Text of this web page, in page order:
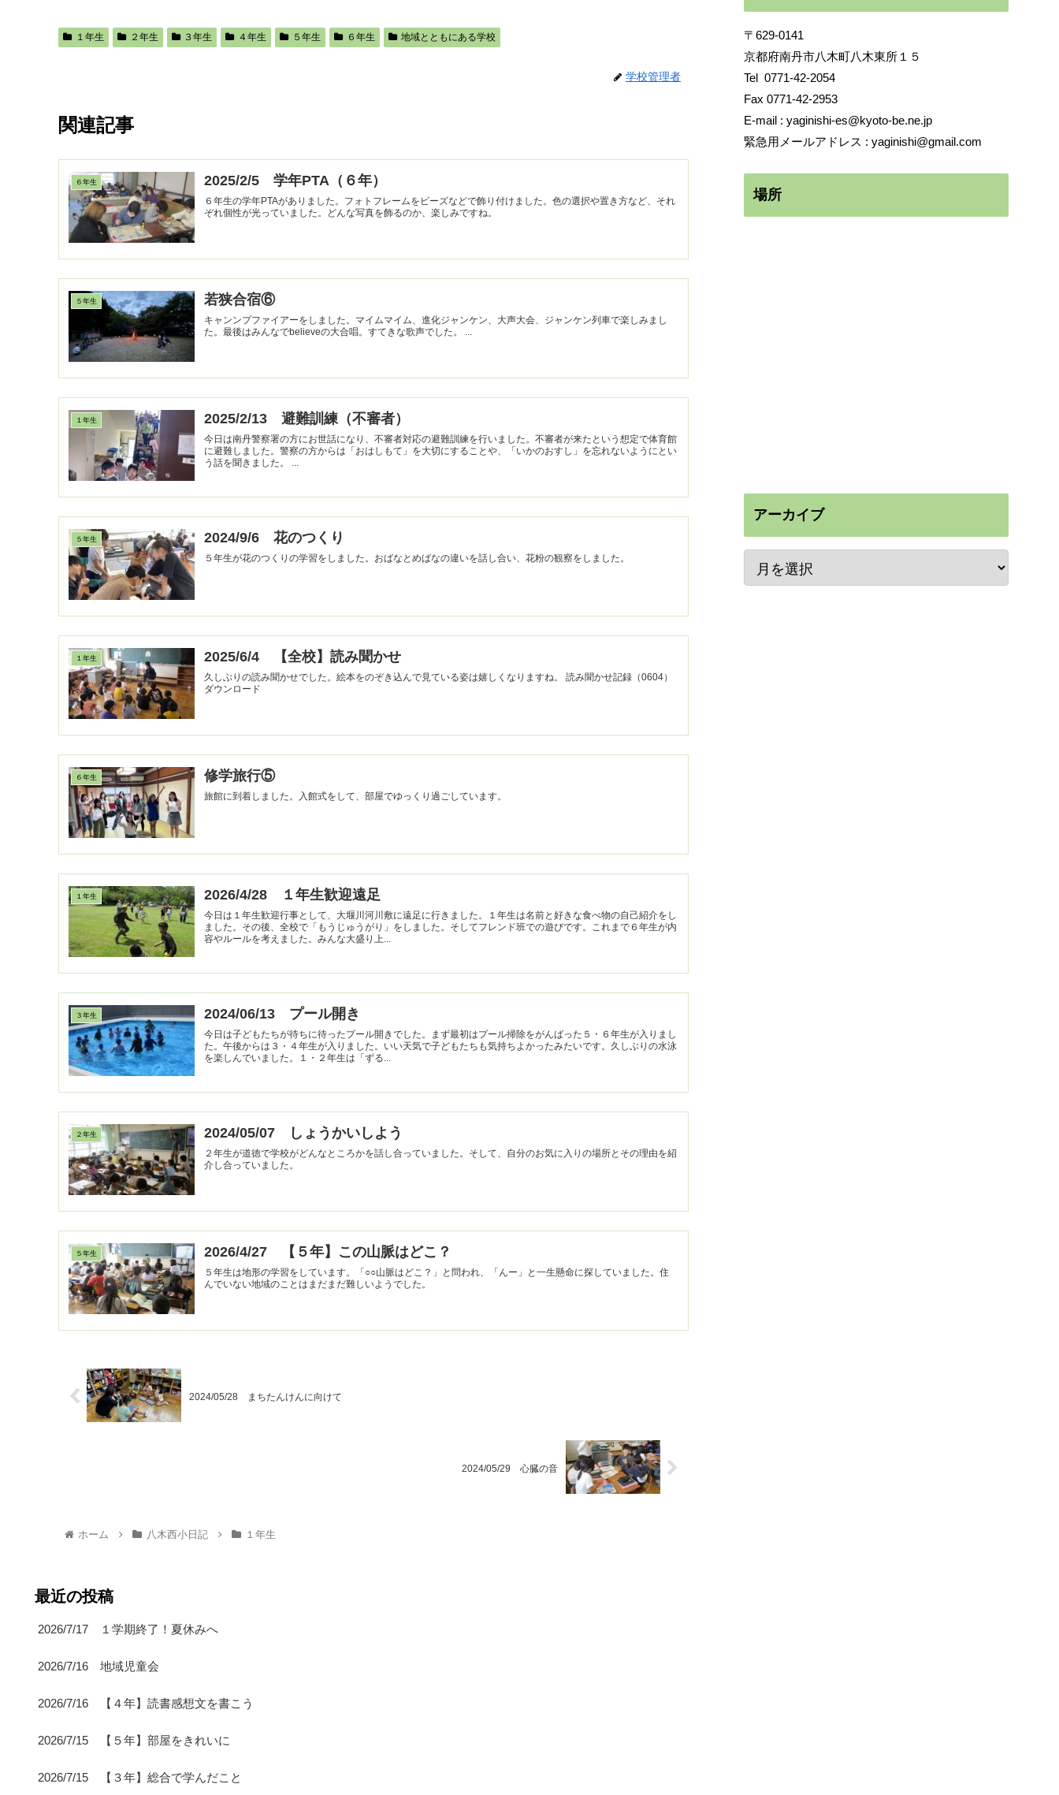
１年生 ２年生 ３年生 ４年生 ５年生 ６年生 地域とともにある学校
学校管理者
関連記事
６年生 2025/2/5 学年PTA（６年）
６年生の学年PTAがありました。フォトフレームをビーズなどで飾り付けました。色の選択や置き方など、それ
ぞれ個性が光っていました。どんな写真を飾るのか、楽しみですね。
５年生 若狭合宿⑥
キャンンプファイアーをしました。マイムマイム、進化ジャンケン、大声大会、ジャンケン列車で楽しみまし
た。最後はみんなでbelieveの大合唱。すてきな歌声でした。 ...
１年生 2025/2/13 避難訓練（不審者）
今日は南丹警察署の方にお世話になり、不審者対応の避難訓練を行いました。不審者が来たという想定で体育館
に避難しました。警察の方からは「おはしもて」を大切にすることや、「いかのおすし」を忘れないようにとい
う話を聞きました。 ...
５年生 2024/9/6 花のつくり
５年生が花のつくりの学習をしました。おばなとめばなの違いを話し合い、花粉の観察をしました。
１年生 2025/6/4 【全校】読み聞かせ
久しぶりの読み聞かせでした。絵本をのぞき込んで見ている姿は嬉しくなりますね。 読み聞かせ記録（0604）
ダウンロード
６年生 修学旅行⑤
旅館に到着しました。入館式をして、部屋でゆっくり過ごしています。
１年生 2026/4/28 １年生歓迎遠足
今日は１年生歓迎行事として、大堰川河川敷に遠足に行きました。１年生は名前と好きな食べ物の自己紹介をし
ました。その後、全校で「もうじゅうがり」をしました。そしてフレンド班での遊びです。これまで６年生が内
容やルールを考えました。みんな大盛り上...
３年生 2024/06/13 プール開き
今日は子どもたちが待ちに待ったプール開きでした。まず最初はプール掃除をがんばった５・６年生が入りまし
た。午後からは３・４年生が入りました。いい天気で子どもたちも気持ちよかったみたいです。久しぶりの水泳
を楽しんでいました。１・２年生は「ずる...
２年生 2024/05/07 しょうかいしよう
２年生が道徳で学校がどんなところかを話し合っていました。そして、自分のお気に入りの場所とその理由を紹
介し合っていました。
５年生 2026/4/27 【５年】この山脈はどこ？
５年生は地形の学習をしています。「○○山脈はどこ？」と問われ、「んー」と一生懸命に探していました。住
んでいない地域のことはまだまだ難しいようでした。
2024/05/28 まちたんけんに向けて
2024/05/29 心臓の音
ホーム 八木西小日記 １年生
〒629-0141
京都府南丹市八木町八木東所１５
Tel 0771-42-2054
Fax 0771-42-2953
E-mail : yaginishi-es@kyoto-be.ne.jp
緊急用メールアドレス : yaginishi@gmail.com
場所
アーカイブ
最近の投稿
2026/7/17 １学期終了！夏休みへ
2026/7/16 地域児童会
2026/7/16 【４年】読書感想文を書こう
2026/7/15 【５年】部屋をきれいに
2026/7/15 【３年】総合で学んだこと